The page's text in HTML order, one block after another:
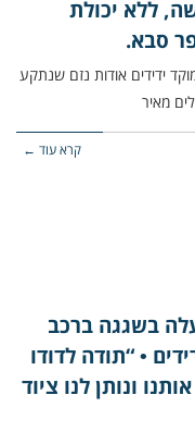
ללא יכולת
סבא.
קריאה במוקד ידידים אודות נזם שנתקע
מאיר
קרא עוד ←
בשגגה ברכב
• “תודה לדודו
ונותן לנו ציוד